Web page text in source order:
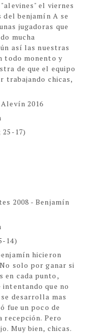
el viernes
del benjamín A se
jugadoras que
mucha
así las nuestras
todo monento y
de que el equipo
trabajando chicas,
2016
25-17)
2008 - Benjamín
14)
hicieron
solo por ganar si
en cada punto,
que no
desarrolla mas
fue un poco de
recepción. Pero
Muy bien, chicas.